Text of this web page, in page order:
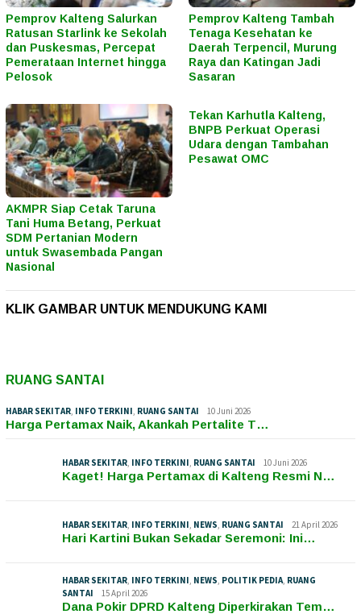
Pemprov Kalteng Salurkan
Ratusan Starlink ke Sekolah
dan Puskesmas, Percepat
Pemerataan Internet hingga
Pelosok
Pemprov Kalteng Tambah
Tenaga Kesehatan ke
Daerah Terpencil, Murung
Raya dan Katingan Jadi
Sasaran
AKMPR Siap Cetak Taruna
Tani Huma Betang, Perkuat
SDM Pertanian Modern
untuk Swasembada Pangan
Nasional
Tekan Karhutla Kalteng,
BNPB Perkuat Operasi
Udara dengan Tambahan
Pesawat OMC
KLIK GAMBAR UNTUK MENDUKUNG KAMI
RUANG SANTAI
HABAR SEKITAR INFO TERKINI RUANG SANTAI 10 Juni 2026
Harga Pertamax Naik, Akankah Pertalite T…
HABAR SEKITAR INFO TERKINI RUANG SANTAI 10 Juni 2026
Kaget! Harga Pertamax di Kalteng Resmi N…
HABAR SEKITAR INFO TERKINI NEWS RUANG SANTAI 21 April 2026
Hari Kartini Bukan Sekadar Seremoni: Ini…
HABAR SEKITAR INFO TERKINI NEWS POLITIK PEDIA RUANG
SANTAI
15 April 2026
Dana Pokir DPRD Kalteng Diperkirakan Tem…